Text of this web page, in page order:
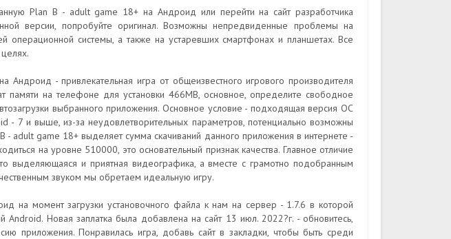
Plan B - adult game 18+ на Андроид или перейти на сайт разработчика
версии, попробуйте оригинал. Возможны непредвиденные проблемы на
операционной системы, а также на устаревших смартфонах и планшетах. Все
- привлекательная игра от общеизвестного игрового производителя
на телефоне для установки 466MB, основное, определите свободное
выбранного приложения. Основное условие - подходящая версия ОС
- 7 и выше, из-за неудовлетворительных параметров, потенциально возможны
- adult game 18+ выделяет сумма скачиваний данного приложения в интернете -
на уровне 510000, это основательный признак качества. Главное отличие
выделяющаяся и приятная видеографика, а вместе с грамотно подобранным
звуком мы обретаем идеальную игру.
на момент загрузки установочного файла к нам на сервер - 1.7.6 в которой
Android. Новая заплатка была добавлена на сайт 13 июл. 2022?г. - обновитесь,
приложения. Понравилась игра, добавь сайт в закладки, чтобы быть среди